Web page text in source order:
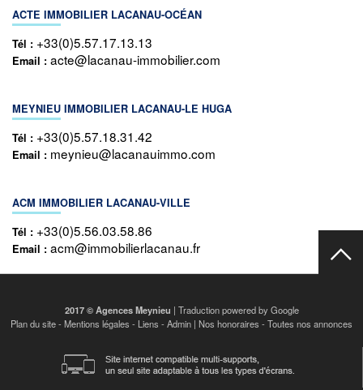
ACTE IMMOBILIER LACANAU-OCÉAN
Tél : +33(0)5.57.17.13.13
Email : acte@lacanau-immobilier.com
MEYNIEU IMMOBILIER LACANAU-LE HUGA
Tél : +33(0)5.57.18.31.42
Email : meynieu@lacanauimmo.com
ACM IMMOBILIER LACANAU-VILLE
Tél : +33(0)5.56.03.58.86
Email : acm@immobilierlacanau.fr
2017 © Agences Meynieu | Traduction powered by Google
Plan du site- Mentions légales - Liens - Admin | Nos honoraires - Toutes nos annonces